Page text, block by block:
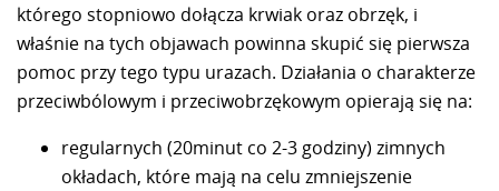
którego stopniowo dołącza krwiak oraz obrzęk, i
właśnie na tych objawach powinna skupić się pierwsza
pomoc przy tego typu urazach. Działania o charakterze
przeciwbólowym i przeciwobrzękowym opierają się na:
regularnych (20minut co 2-3 godziny) zimnych
okładach, które mają na celu zmniejszenie